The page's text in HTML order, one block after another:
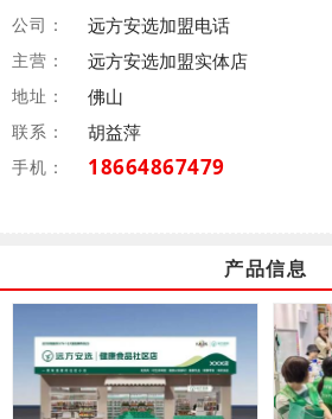
公司： 远方安选加盟电话
主营： 远方安选加盟实体店
地址： 佛山
联系： 胡益萍
手机： 18664867479
产品信息